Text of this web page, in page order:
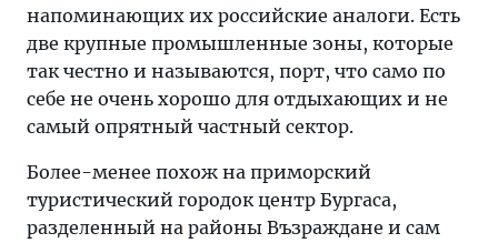
напоминающих их российские аналоги. Есть
две крупные промышленные зоны, которые
так честно и называются, порт, что само по
себе не очень хорошо для отдыхающих и не
самый опрятный частный сектор.
Более-менее похож на приморский
туристический городок центр Бургаса,
разделенный на районы Възраждане и сам